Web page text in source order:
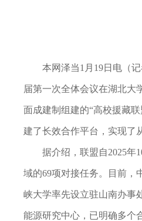
本网泽当1月19日电（
届第一次全体会议在湖北大
面成建制组建的“高校援藏
建了长效合作平台，实现了
据介绍，联盟自2025年
域的69项对接任务。目前，
峡大学率先设立驻山南办事
能源研究中心，已明确多个